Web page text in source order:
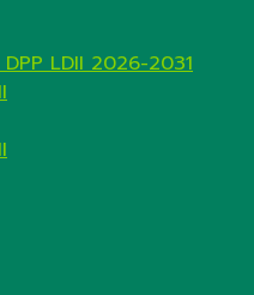
LDII 2026-2031